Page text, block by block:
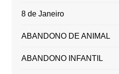
8 de Janeiro
ABANDONO DE ANIMAL
ABANDONO INFANTIL